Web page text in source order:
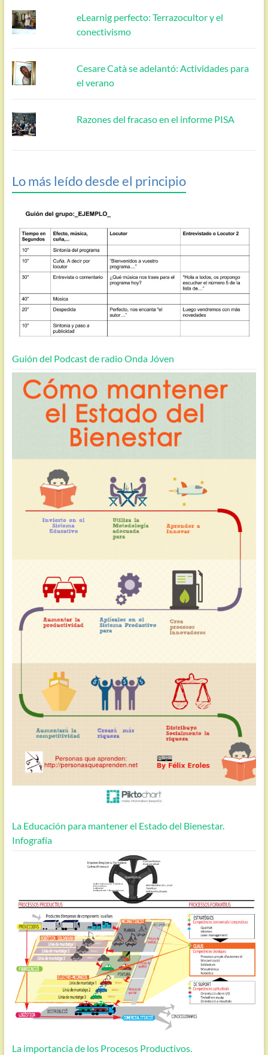
eLearnig perfecto: Terrazocultor y el
conectivismo
Cesare Catà se adelantó: Actividades para
el verano
Razones del fracaso en el informe PISA
Lo más leído desde el principio
Guión del Podcast de radio Onda Jóven
La Educación para mantener el Estado del Bienestar.
Infografía
La importancia de los Procesos Productivos.